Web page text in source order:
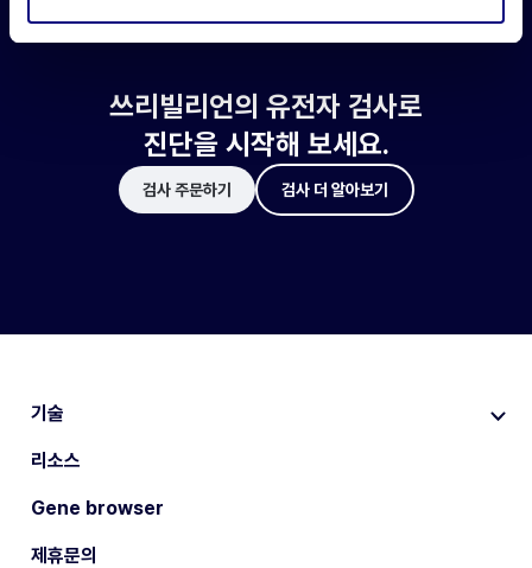
쓰리빌리언의 유전자 검사로
진단을 시작해 보세요.
검사 주문하기 검사 더 알아보기
기술
리소스
Gene browser
제휴문의